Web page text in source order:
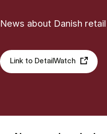
News about Danish
Link to DetailWatch